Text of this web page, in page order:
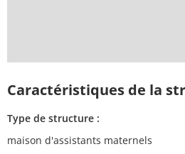
Caractéristiques de la
Type de structure :
maison d'assistants maternels